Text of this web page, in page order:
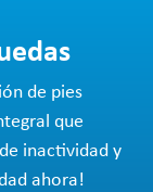
de pies
que
inactividad y
ahora!